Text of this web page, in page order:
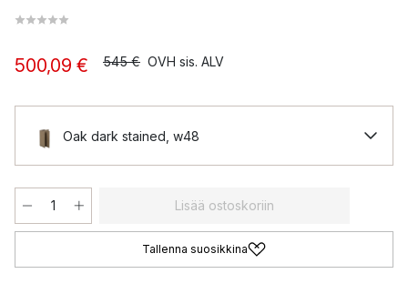
500,09 € 545 € OVH sis. ALV
Oak dark stained, w48
Lisää ostoskoriin
Tallenna suosikkina